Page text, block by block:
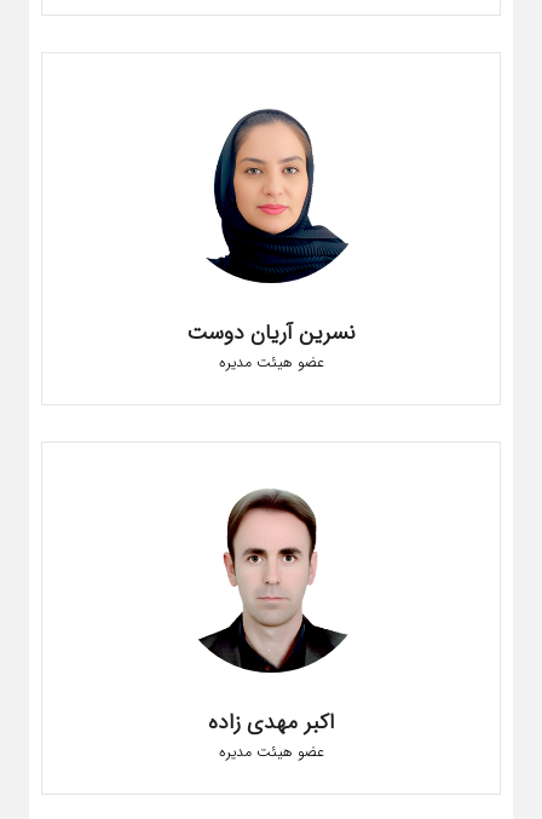
نسرین آریان دوست
عضو هیئت مدیره
اکبر مهدی زاده
عضو هیئت مدیره